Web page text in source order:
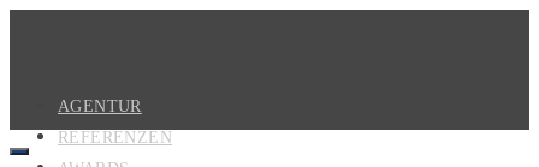
AGENTUR
REFERENZEN